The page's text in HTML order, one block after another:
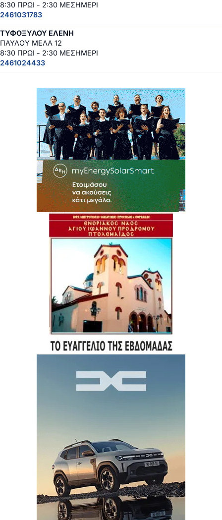
8:30 ΠΡΩΙ - 2:30 ΜΕΣΗΜΕΡΙ
2461031783
ΤΥΦΟΞΥΛΟΥ ΕΛΕΝΗ
ΠΑΥΛΟΥ ΜΕΛΑ 12
8:30 ΠΡΩΙ - 2:30 ΜΕΣΗΜΕΡΙ
2461024433